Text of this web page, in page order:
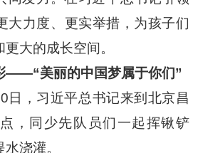
大力度、更实举措，为孩子们
大的成长空间。
——“美丽的中国梦属于你们”
日， 习近平总书记来到北京昌
，同少先队员们一起挥锹铲
浇灌。